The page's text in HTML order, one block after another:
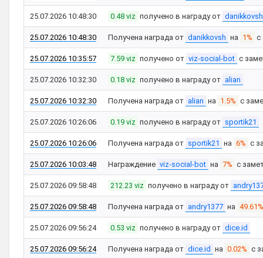
25.07.2026 10:48:30 0.48 viz получено в награду от danikkovsh
25.07.2026 10:48:30 Получена награда от danikkovsh на 1% с
25.07.2026 10:35:57 7.59 viz получено от viz-social-bot с
25.07.2026 10:32:30 0.18 viz получено в награду от alian
25.07.2026 10:32:30 Получена награда от alian на 1.5% с
25.07.2026 10:26:06 0.19 viz получено в награду от sportik21
25.07.2026 10:26:06 Получена награда от sportik21 на 6% с
25.07.2026 10:03:48 Награждение viz-social-bot на 7% с
25.07.2026 09:58:48 212.23 viz получено в награду от
25.07.2026 09:58:48 Получена награда от andry1377 на 49.61%
25.07.2026 09:56:24 0.53 viz получено в награду от dice.id
25.07.2026 09:56:24 Получена награда от dice.id на 0.02% с